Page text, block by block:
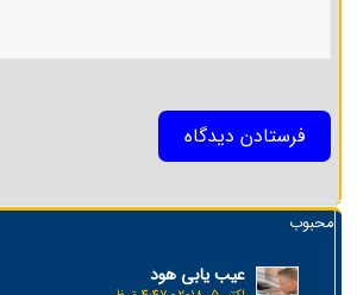
محبوب
عیب یابی هود